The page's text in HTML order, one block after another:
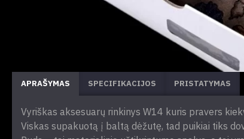
APRAŠYMAS SPECIFIKACIJOS PRISTATYMAS
Vyriškas aksesuarų rinkinys W14 kuris pravers
Viskas supakuotą į baltą dėžutę, tad puikiai tiks